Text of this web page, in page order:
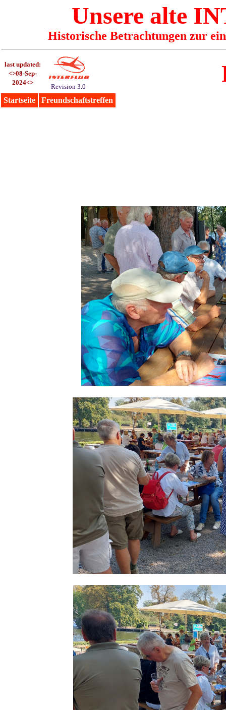
Unsere alte
Historische Betrachtungen zur
last updated:
<>08-Sep-
2024<>
Revision 3.0
Startseite Freundschaftstreffen